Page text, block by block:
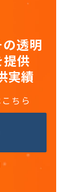
透明
供
実績
ちら